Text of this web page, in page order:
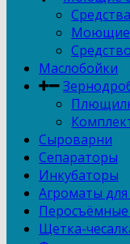
Моющие
Маслобойки
Сыроварни
Сепараторы
Инкубаторы
Агроматы
Щетка-